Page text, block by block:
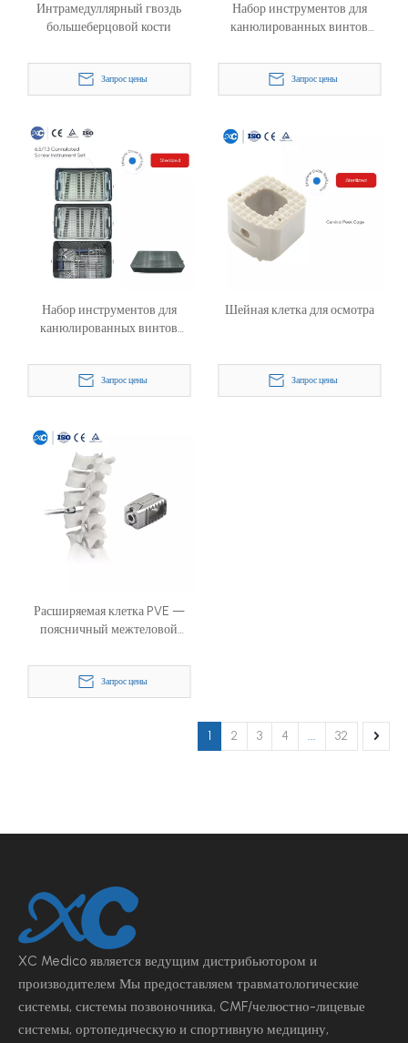
Интрамедуллярный гвоздь
большеберцовой кости
Запрос цены
Набор инструментов для
канюлированных винтов
Запрос цены
Набор инструментов для
канюлированных винтов
Запрос цены
Шейная клетка для осмотра
Запрос цены
Расширяемая клетка PVE —
поясничный межтеловой
Запрос цены
1 2 3 4 ... 32
XC Medico является ведущим дистрибьютором и
производителем Мы предоставляем травматологические
системы, системы позвоночника, CMF/челюстно-лицевые
системы, ортопедическую и спортивную медицину,